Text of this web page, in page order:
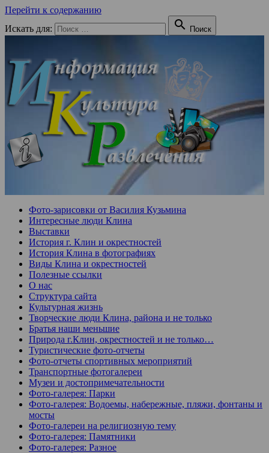
Перейти к содержанию
Искать для:
 Поиск
Фото-зарисовки от Василия Кузьмина
Интересные люди Клина
Выставки
История г. Клин и окрестностей
История Клина в фотографиях
Виды Клина и окрестностей
Полезные ссылки
О нас
Структура сайта
Культурная жизнь
Творческие люди Клина, района и не только
Братья наши меньшие
Природа г.Клин, окрестностей и не только…
Туристические фото-отчеты
Фото-отчеты спортивных мероприятий
Транспортные фотогалереи
Музеи и достопримечательности
Фото-галерея: Парки
Фото-галерея: Водоемы, набережные, пляжи, фонтаны и
мосты
Фото-галереи на религиозную тему
Фото-галерея: Памятники
Фото-галерея: Разное